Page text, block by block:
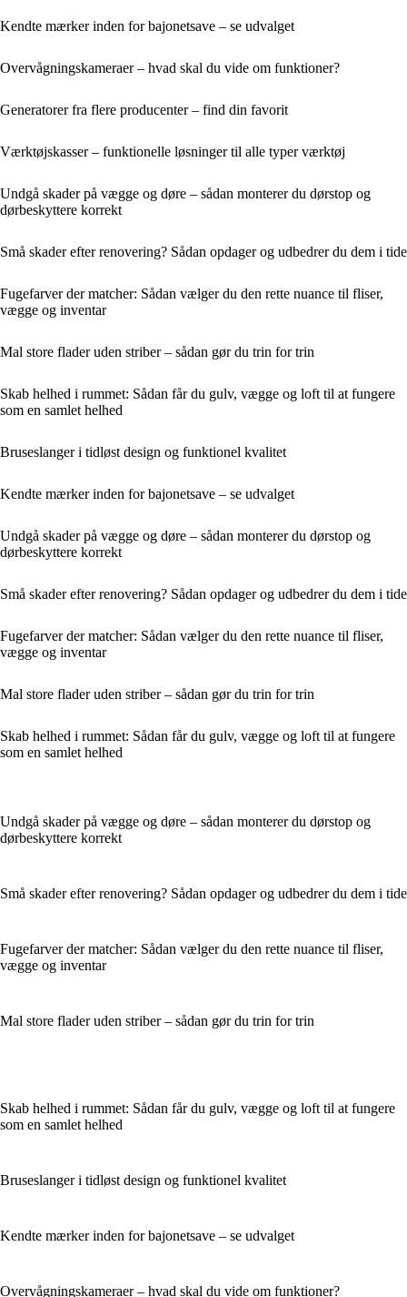
Kendte mærker inden for bajonetsave – se udvalget
Overvågningskameraer – hvad skal du vide om funktioner?
Generatorer fra flere producenter – find din favorit
Værktøjskasser – funktionelle løsninger til alle typer værktøj
Undgå skader på vægge og døre – sådan monterer du dørstop og
dørbeskyttere korrekt
Små skader efter renovering? Sådan opdager og udbedrer du dem i tide
Fugefarver der matcher: Sådan vælger du den rette nuance til fliser,
vægge og inventar
Mal store flader uden striber – sådan gør du trin for trin
Skab helhed i rummet: Sådan får du gulv, vægge og loft til at fungere
som en samlet helhed
Bruseslanger i tidløst design og funktionel kvalitet
Kendte mærker inden for bajonetsave – se udvalget
Undgå skader på vægge og døre – sådan monterer du dørstop og
dørbeskyttere korrekt
Små skader efter renovering? Sådan opdager og udbedrer du dem i tide
Fugefarver der matcher: Sådan vælger du den rette nuance til fliser,
vægge og inventar
Mal store flader uden striber – sådan gør du trin for trin
Skab helhed i rummet: Sådan får du gulv, vægge og loft til at fungere
som en samlet helhed
Undgå skader på vægge og døre – sådan monterer du dørstop og
dørbeskyttere korrekt
Små skader efter renovering? Sådan opdager og udbedrer du dem i tide
Fugefarver der matcher: Sådan vælger du den rette nuance til fliser,
vægge og inventar
Mal store flader uden striber – sådan gør du trin for trin
Skab helhed i rummet: Sådan får du gulv, vægge og loft til at fungere
som en samlet helhed
Bruseslanger i tidløst design og funktionel kvalitet
Kendte mærker inden for bajonetsave – se udvalget
Overvågningskameraer – hvad skal du vide om funktioner?